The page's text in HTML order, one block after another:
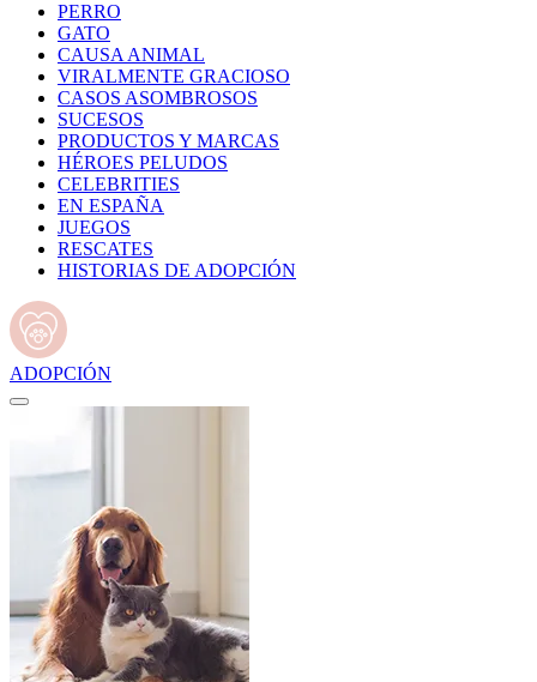
PERRO
GATO
CAUSA ANIMAL
VIRALMENTE GRACIOSO
CASOS ASOMBROSOS
SUCESOS
PRODUCTOS Y MARCAS
HÉROES PELUDOS
CELEBRITIES
EN ESPAÑA
JUEGOS
RESCATES
HISTORIAS DE ADOPCIÓN
ADOPCIÓN